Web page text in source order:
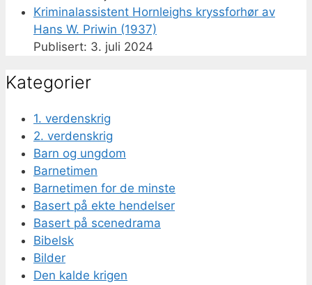
Kriminalassistent Hornleighs kryssforhør av
Hans W. Priwin (1937)
3. juli 2024
Kategorier
1. verdenskrig
2. verdenskrig
Barn og ungdom
Barnetimen
Barnetimen for de minste
Basert på ekte hendelser
Basert på scenedrama
Bibelsk
Bilder
Den kalde krigen